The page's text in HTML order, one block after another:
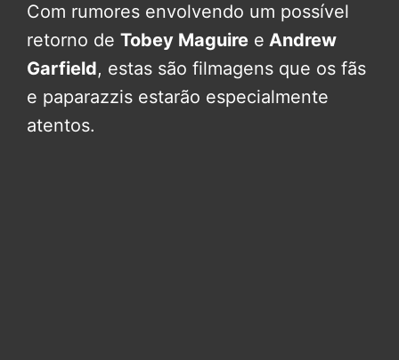
Com rumores envolvendo um possível
retorno de Tobey Maguire e Andrew
Garfield, estas são filmagens que os fãs
e paparazzis estarão especialmente
atentos.